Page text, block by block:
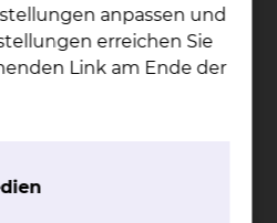
Klinikum am
Uhr bis 18:30 Uhr in
Kassenärztlichen
1, zu einem Infotag
der Wirbelsäule
anpassen und
erreichen Sie
Link am Ende der